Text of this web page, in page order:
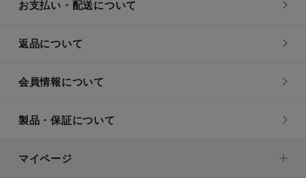
お支払い・配送について
返品について
会員情報について
製品・保証について
マイページ